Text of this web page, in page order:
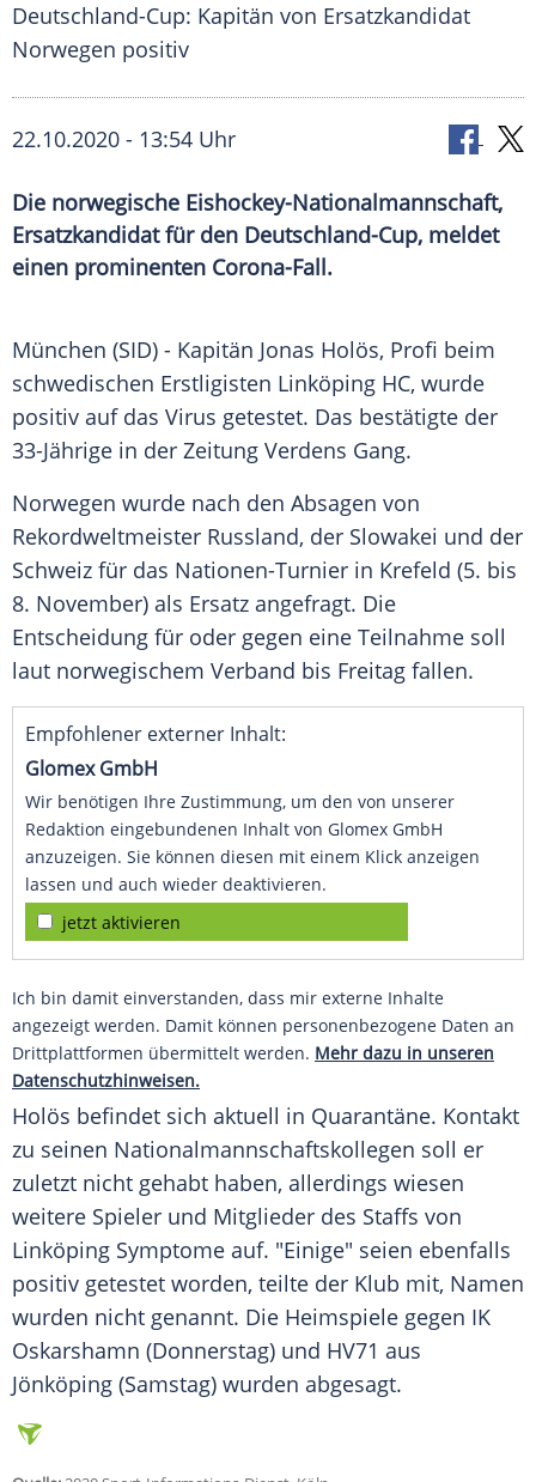
Deutschland-Cup: Kapitän von Ersatzkandidat
Norwegen positiv
22.10.2020 - 13:54 Uhr
Die norwegische Eishockey-Nationalmannschaft,
Ersatzkandidat für den Deutschland-Cup, meldet
einen prominenten Corona-Fall.
München (SID) - Kapitän Jonas Holös, Profi beim
schwedischen Erstligisten Linköping HC, wurde
positiv auf das Virus getestet. Das bestätigte der
33-Jährige in der Zeitung Verdens Gang.
Norwegen wurde nach den Absagen von
Rekordweltmeister Russland, der Slowakei und der
Schweiz für das Nationen-Turnier in Krefeld (5. bis
8. November) als Ersatz angefragt. Die
Entscheidung für oder gegen eine Teilnahme soll
laut norwegischem Verband bis Freitag fallen.
Empfohlener externer Inhalt:
Glomex GmbH
Wir benötigen Ihre Zustimmung, um den von unserer
Redaktion eingebundenen Inhalt von Glomex GmbH
anzuzeigen. Sie können diesen mit einem Klick anzeigen
lassen und auch wieder deaktivieren.
jetzt aktivieren
Ich bin damit einverstanden, dass mir externe Inhalte
angezeigt werden. Damit können personenbezogene Daten an
Drittplattformen übermittelt werden. Mehr dazu in unseren
Datenschutzhinweisen.
Holös befindet sich aktuell in Quarantäne. Kontakt
zu seinen Nationalmannschaftskollegen soll er
zuletzt nicht gehabt haben, allerdings wiesen
weitere Spieler und Mitglieder des Staffs von
Linköping Symptome auf. "Einige" seien ebenfalls
positiv getestet worden, teilte der Klub mit, Namen
wurden nicht genannt. Die Heimspiele gegen IK
Oskarshamn (Donnerstag) und HV71 aus
Jönköping (Samstag) wurden abgesagt.